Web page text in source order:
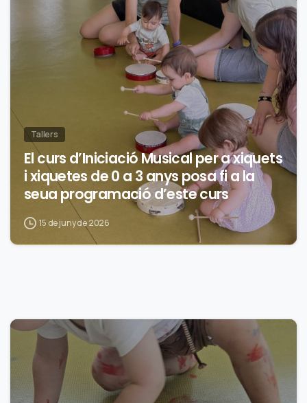
0
Tallers
El curs d’Iniciació Musical per a xiquets
i xiquetes de 0 a 3 anys posa fi a la
seua programació d’este curs
15 de juny de 2026